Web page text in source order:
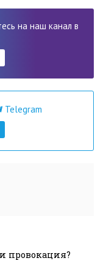
на наш канал в
Telegram
провокация?